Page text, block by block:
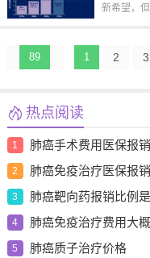
新希望，
89 1 2 3
热点阅读
1 肺癌手术费用医保报
2 肺癌免疫治疗医保报
3 肺癌靶向药报销比例
4 肺癌免疫治疗费用大
5 肺癌质子治疗价格